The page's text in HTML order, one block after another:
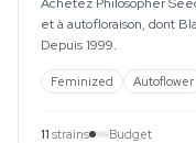
et à autofloraison, dont
Depuis 1999.
Feminized Autoflower
11 strains Budget